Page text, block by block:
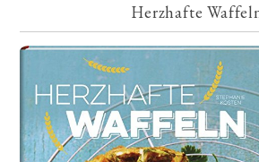
Herzhafte